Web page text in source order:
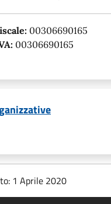
00306690165
00306690165
1 Aprile 2020